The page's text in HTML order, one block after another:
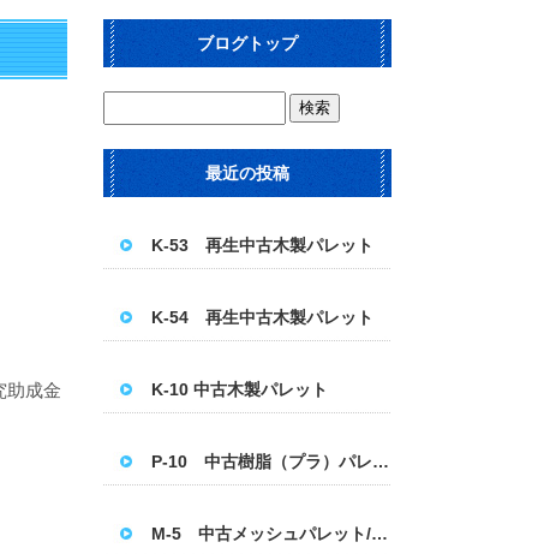
助成金
ブログトップ
最近の投稿
K-53 再生中古木製パレット
K-54 再生中古木製パレット
K-10 中古木製パレット
P-10 中古樹脂（プラ）パレット 1100×1100
M-5 中古メッシュパレット/パレティーナ＜ハーフ＞